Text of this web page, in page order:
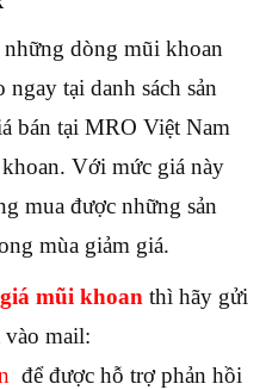
dòng mũi khoan
tại danh sách sản
bán tại MRO Việt Nam
Với mức giá này
mua được những sản
mùa giảm giá.
mũi khoan thì hãy gửi
mail:
để được hỗ trợ phản hồi